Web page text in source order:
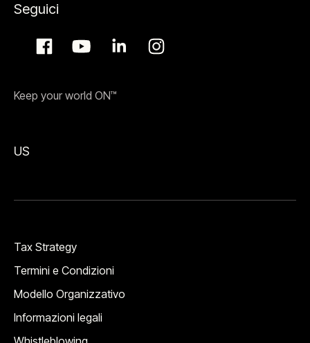
Seguici
Keep your world ON™
US
Tax Strategy
Termini e Condizioni
Modello Organizzativo
Informazioni legali